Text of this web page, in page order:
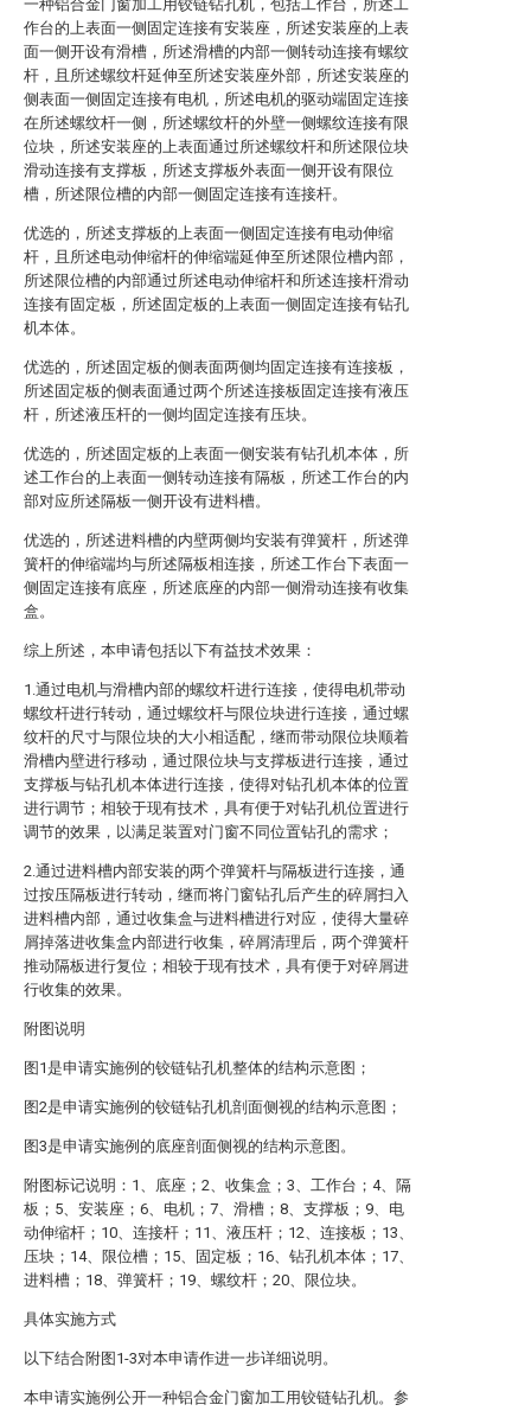
一种铝合金门窗加工用铰链钻孔机，包括工作台，所述工
作台的上表面一侧固定连接有安装座，所述安装座的上表
面一侧开设有滑槽，所述滑槽的内部一侧转动连接有螺纹
杆，且所述螺纹杆延伸至所述安装座外部，所述安装座的
侧表面一侧固定连接有电机，所述电机的驱动端固定连接
在所述螺纹杆一侧，所述螺纹杆的外壁一侧螺纹连接有限
位块，所述安装座的上表面通过所述螺纹杆和所述限位块
滑动连接有支撑板，所述支撑板外表面一侧开设有限位
槽，所述限位槽的内部一侧固定连接有连接杆。
优选的，所述支撑板的上表面一侧固定连接有电动伸缩
杆，且所述电动伸缩杆的伸缩端延伸至所述限位槽内部，
所述限位槽的内部通过所述电动伸缩杆和所述连接杆滑动
连接有固定板，所述固定板的上表面一侧固定连接有钻孔
机本体。
优选的，所述固定板的侧表面两侧均固定连接有连接板，
所述固定板的侧表面通过两个所述连接板固定连接有液压
杆，所述液压杆的一侧均固定连接有压块。
优选的，所述固定板的上表面一侧安装有钻孔机本体，所
述工作台的上表面一侧转动连接有隔板，所述工作台的内
部对应所述隔板一侧开设有进料槽。
优选的，所述进料槽的内壁两侧均安装有弹簧杆，所述弹
簧杆的伸缩端均与所述隔板相连接，所述工作台下表面一
侧固定连接有底座，所述底座的内部一侧滑动连接有收集
盒。
综上所述，本申请包括以下有益技术效果：
1.通过电机与滑槽内部的螺纹杆进行连接，使得电机带动
螺纹杆进行转动，通过螺纹杆与限位块进行连接，通过螺
纹杆的尺寸与限位块的大小相适配，继而带动限位块顺着
滑槽内壁进行移动，通过限位块与支撑板进行连接，通过
支撑板与钻孔机本体进行连接，使得对钻孔机本体的位置
进行调节；相较于现有技术，具有便于对钻孔机位置进行
调节的效果，以满足装置对门窗不同位置钻孔的需求；
2.通过进料槽内部安装的两个弹簧杆与隔板进行连接，通
过按压隔板进行转动，继而将门窗钻孔后产生的碎屑扫入
进料槽内部，通过收集盒与进料槽进行对应，使得大量碎
屑掉落进收集盒内部进行收集，碎屑清理后，两个弹簧杆
推动隔板进行复位；相较于现有技术，具有便于对碎屑进
行收集的效果。
附图说明
图1是申请实施例的铰链钻孔机整体的结构示意图；
图2是申请实施例的铰链钻孔机剖面侧视的结构示意图；
图3是申请实施例的底座剖面侧视的结构示意图。
附图标记说明：1、底座；2、收集盒；3、工作台；4、隔
板；5、安装座；6、电机；7、滑槽；8、支撑板；9、电
动伸缩杆；10、连接杆；11、液压杆；12、连接板；13、
压块；14、限位槽；15、固定板；16、钻孔机本体；17、
进料槽；18、弹簧杆；19、螺纹杆；20、限位块。
具体实施方式
以下结合附图1-3对本申请作进一步详细说明。
本申请实施例公开一种铝合金门窗加工用铰链钻孔机。参